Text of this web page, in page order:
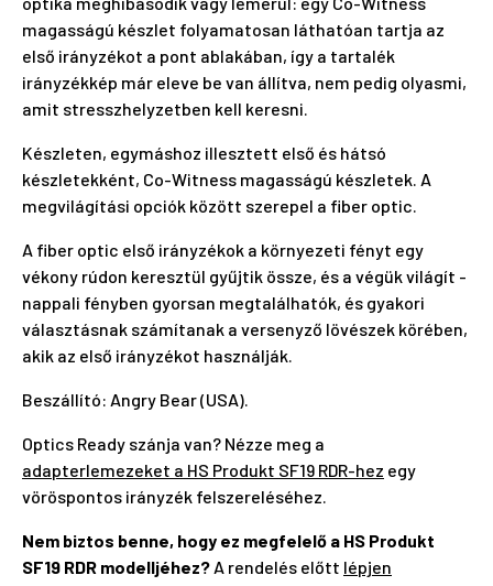
magasságú készlet folyamatosan láthatóan tartja az
első irányzékot a pont ablakában, így a tartalék
irányzékkép már eleve be van állítva, nem pedig olyasmi,
amit stresszhelyzetben kell keresni.
Készleten, egymáshoz illesztett első és hátsó
készletekként, Co-Witness magasságú készletek. A
megvilágítási opciók között szerepel a fiber optic.
A fiber optic első irányzékok a környezeti fényt egy
vékony rúdon keresztül gyűjtik össze, és a végük világít -
nappali fényben gyorsan megtalálhatók, és gyakori
választásnak számítanak a versenyző lövészek körében,
akik az első irányzékot használják.
Beszállító: Angry Bear (USA).
Optics Ready szánja van? Nézze meg a
adapterlemezeket a HS Produkt SF19 RDR-hez egy
vöröspontos irányzék felszereléséhez.
Nem biztos benne, hogy ez megfelelő a HS Produkt
SF19 RDR modelljéhez? A rendelés előtt lépjen